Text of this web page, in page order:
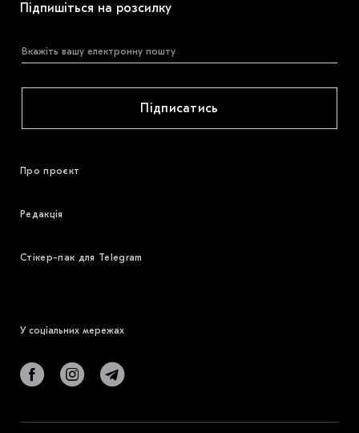
Підпишіться на розсилку
Підписатись
Про проєкт
Редакція
Стікер-пак для Telegram
У соціальних мережах